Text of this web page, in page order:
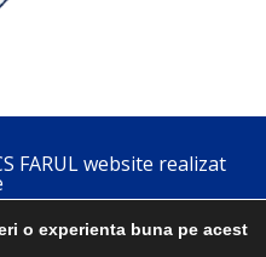
FARUL website realizat
o experienta buna pe acest